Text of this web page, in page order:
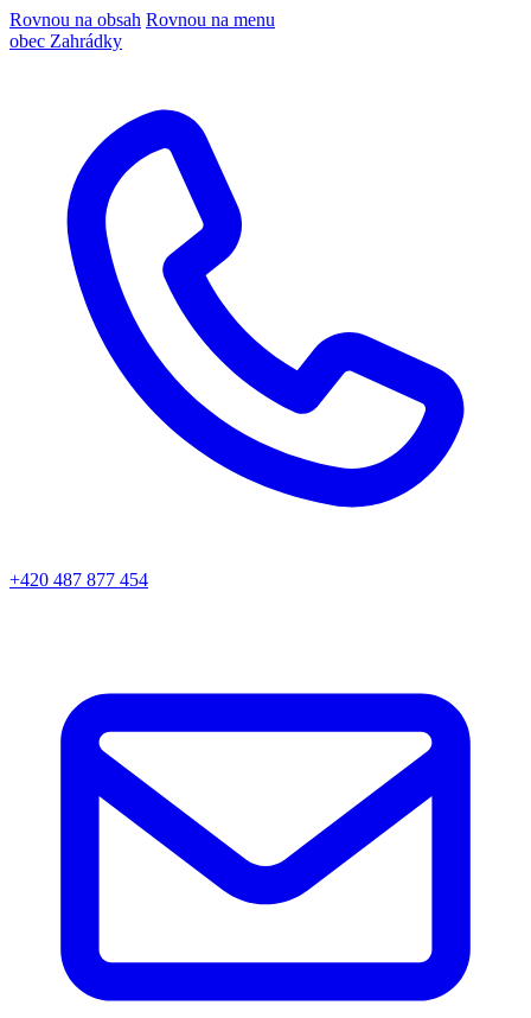
Rovnou na obsah Rovnou na menu
obec Zahrádky
+420 487 877 454